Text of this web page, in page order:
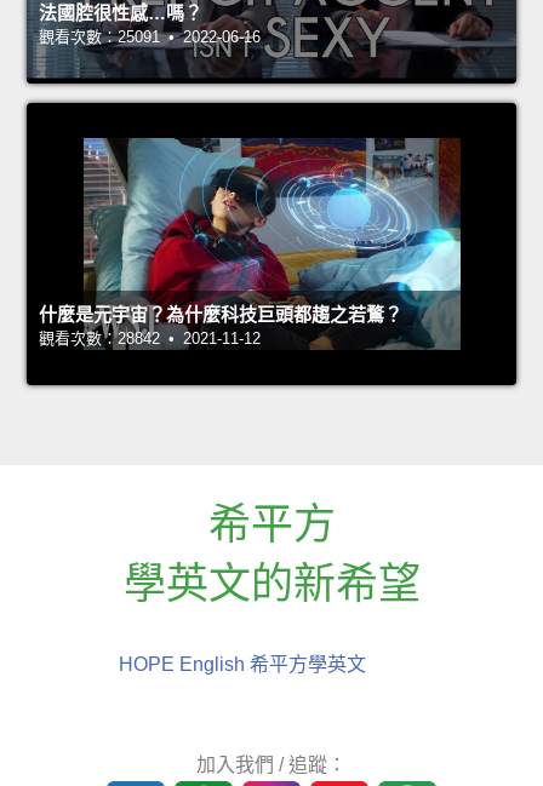
法國腔很性感…嗎？
觀看次數：25091 • 2022-06-16
什麼是元宇宙？為什麼科技巨頭都趨之若鶩？
觀看次數：28842 • 2021-11-12
希平方
學英文的新希望
HOPE English 希平方學英文
加入我們 / 追蹤：